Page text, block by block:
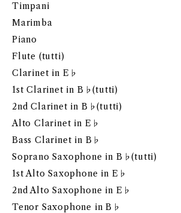
Timpani
Marimba
Piano
Flute (tutti)
Clarinet in E♭
1st Clarinet in B♭(tutti)
2nd Clarinet in B♭(tutti)
Alto Clarinet in E♭
Bass Clarinet in B♭
Soprano Saxophone in B♭(tutti)
1st Alto Saxophone in E♭
2nd Alto Saxophone in E♭
Tenor Saxophone in B♭